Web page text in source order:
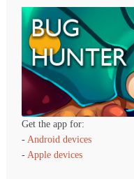
Get the app for:
-Android devices
-Apple devices